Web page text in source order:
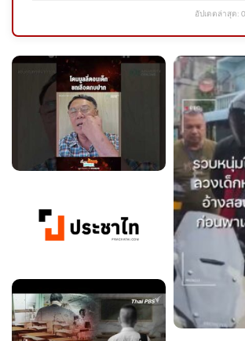
อัปเดตล่าสุด: